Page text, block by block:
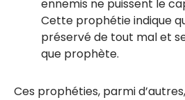
ennemis ne puissent le
Cette prophétie indique
préservé de tout mal et
que prophète.
Ces prophéties, parmi